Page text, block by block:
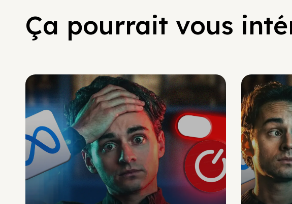
Ça pourrait vous
Social Scaling